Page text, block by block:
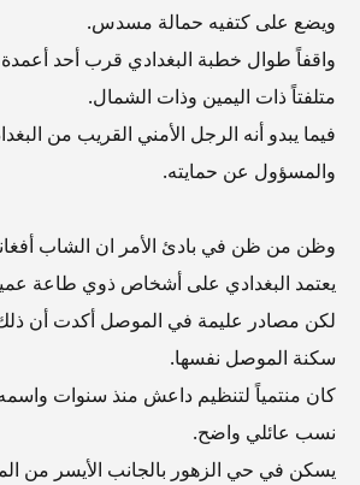
ويضع على كتفيه حمالة مسدس.
واقفاً طوال خطبة البغدادي قرب أحد
متلفتاً ذات اليمين وذات الشمال.
فيما يبدو أنه الرجل الأمني القريب من
والمسؤول عن حمايته.
وظن من ظن في بادئ الأمر ان الشاب
يعتمد البغدادي على أشخاص ذوي طاعة
لكن مصادر عليمة في الموصل أكدت أن
سكنة الموصل نفسها.
كان منتمياً لتنظيم داعش منذ سنوات
نسب عائلي واضح.
يسكن في حي الزهور بالجانب الأيسر من